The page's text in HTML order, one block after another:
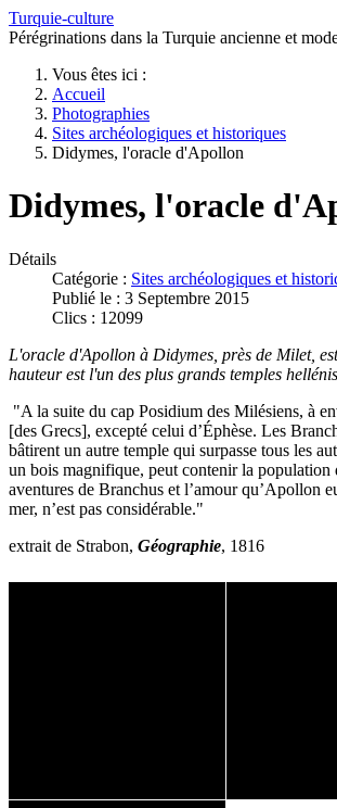
Turquie-culture
Pérégrinations dans la Turquie ancienne et
Vous êtes ici :
Accueil
Photographies
Sites archéologiques et historiques
Didymes, l'oracle d'Apollon
Didymes, l'oracle
Détails
Catégorie : Sites archéologiques et
Publié le : 3 Septembre 2015
Clics : 12099
L'oracle d'Apollon à Didymes, près de Milet,
hauteur est l'un des plus grands temples
"A la suite du cap Posidium des Milésiens, à
[des Grecs], excepté celui d’Éphèse. Les
bâtirent un autre temple qui surpasse tous les
un bois magnifique, peut contenir la population
aventures de Branchus et l’amour qu’Apollon
mer, n’est pas considérable."
extrait de Strabon, Géographie, 1816